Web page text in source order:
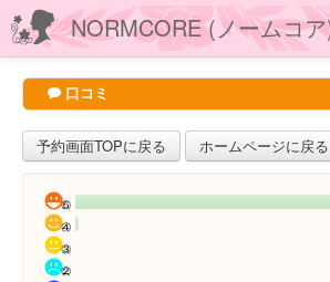
NORMCORE (ノームコ
口コミ
予約画面TOPに戻る ホームページに戻る